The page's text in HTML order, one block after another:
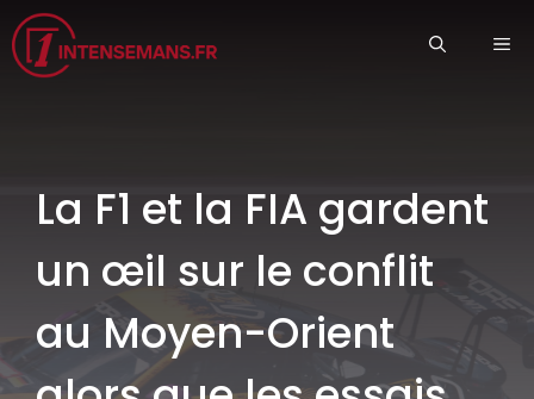
Aller
au
contenu
La F1 et la FIA gardent
un œil sur le conflit
au Moyen-Orient